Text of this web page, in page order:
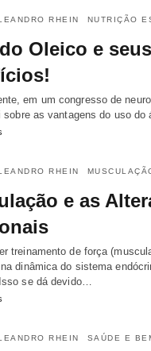
RHEIN NUTRIÇÃO
Oleico e seus
em um congresso de
sobre as vantagens do uso
RHEIN
e as
treinamento de força
dinâmica do sistema
se dá devido…
RHEIN SAÚDE E